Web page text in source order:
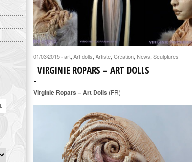
01/03/2015 · art, Art dolls, Artiste, Creation, News, Sculptures
VIRGINIE ROPARS – ART DOLLS
Virginie Ropars – Art Dolls (FR)